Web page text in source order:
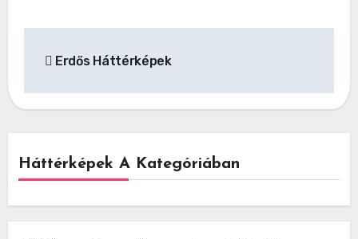
Erdős Háttérképek
Háttérképek A Kategóriában